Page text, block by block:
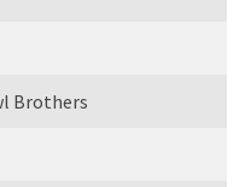
Brothers